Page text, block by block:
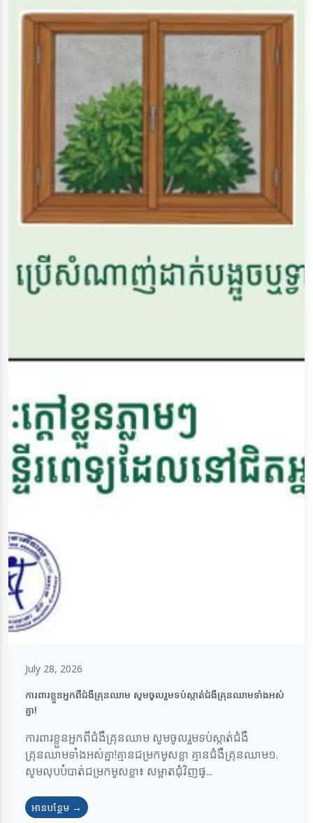
July 28, 2026
ការពារខ្លួនអ្នកពីជំងឺគ្រុនឈាម សូមចូលរួមទប់ស្កាត់ជំងឺគ្រុនឈាមទាំងអស់
គ្នា!
ការពារខ្លួនអ្នកពីជំងឺគ្រុនឈាម សូមចូលរួមទប់ស្កាត់ជំងឺ
គ្រុនឈាមទាំងអស់គ្នា!គ្មានជម្រកមូសខ្លា គ្មានជំងឺគ្រុនឈាម១.
សូមលុបបំបាត់ជម្រកមូសខ្លា៖ សម្អាតជុំវិញផ្...
អានបន្ថែម →